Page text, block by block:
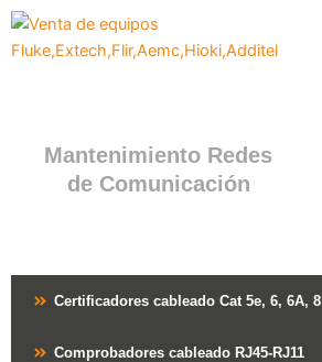
contenido
contenido
Mantenimiento Redes
de Comunicación
Certificadores cableado Cat 5e, 6, 6A, 8
Comprobadores cableado RJ45-RJ11